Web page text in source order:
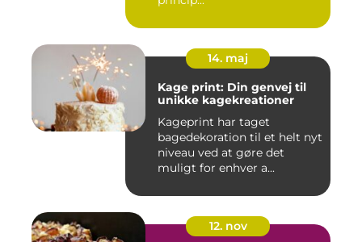
14. maj
Kage print: Din genvej til
unikke kagekreationer
Kageprint har taget
bagedekoration til et helt nyt
niveau ved at gøre det
muligt for enhver a...
12. nov